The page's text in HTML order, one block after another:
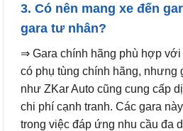
3. Có nên mang xe đến
gara tư nhân?
⇒ Gara chính hãng phù hợp với
có phụ tùng chính hãng, nhưng
như ZKar Auto cũng cung cấp
chi phí cạnh tranh. Các gara
trong việc đáp ứng nhu cầu đa